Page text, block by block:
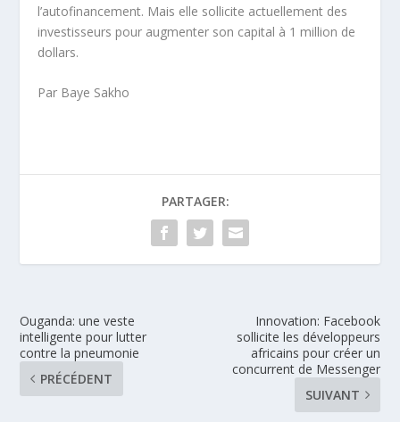
l’autofinancement. Mais elle sollicite actuellement des
investisseurs pour augmenter son capital à 1 million de
dollars.
Par Baye Sakho
PARTAGER:
Ouganda: une veste
intelligente pour lutter
contre la pneumonie
PRÉCÉDENT
Innovation: Facebook
sollicite les développeurs
africains pour créer un
concurrent de Messenger
SUIVANT